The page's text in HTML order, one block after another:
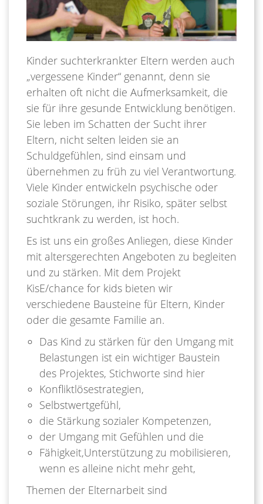
Kinder suchterkrankter Eltern werden auch
„vergessene Kinder“ genannt, denn sie
erhalten oft nicht die Aufmerksamkeit, die
sie für ihre gesunde Entwicklung benötigen.
Sie leben im Schatten der Sucht ihrer
Eltern, nicht selten leiden sie an
Schuldgefühlen, sind einsam und
übernehmen zu früh zu viel Verantwortung.
Viele Kinder entwickeln psychische oder
soziale Störungen, ihr Risiko, später selbst
suchtkrank zu werden, ist hoch.
Es ist uns ein großes Anliegen, diese Kinder
mit altersgerechten Angeboten zu begleiten
und zu stärken. Mit dem Projekt
KisE/chance for kids bieten wir
verschiedene Bausteine für Eltern, Kinder
oder die gesamte Familie an.
Das Kind zu stärken für den Umgang mit
Belastungen ist ein wichtiger Baustein
des Projektes, Stichworte sind hier
Konfliktlösestrategien,
Selbstwertgefühl,
die Stärkung sozialer Kompetenzen,
der Umgang mit Gefühlen und die
Fähigkeit,Unterstützung zu mobilisieren,
wenn es alleine nicht mehr geht,
Themen der Elternarbeit sind